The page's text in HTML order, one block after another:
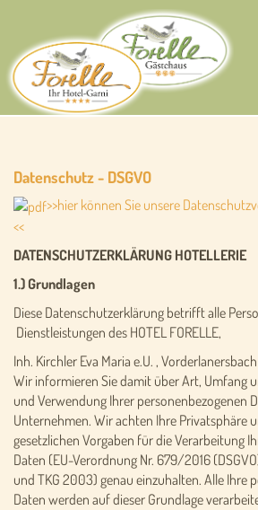
Datenschutz - DSGVO
>>hier können Sie unsere
<<
DATENSCHUTZERKLÄRUNG HOTELLERIE
1.) Grundlagen
Diese Datenschutzerklärung betrifft alle
Dienstleistungen des HOTEL FORELLE,
Inh. Kirchler Eva Maria e.U. ,
Wir informieren Sie damit über Art, Umfang
und Verwendung Ihrer personenbezogenen
Unternehmen. Wir achten Ihre Privatsphäre
gesetzlichen Vorgaben für die Verarbeitung
Daten (EU-Verordnung Nr. 679/2016
und TKG 2003) genau einzuhalten. Alle Ihre
Daten werden auf dieser Grundlage